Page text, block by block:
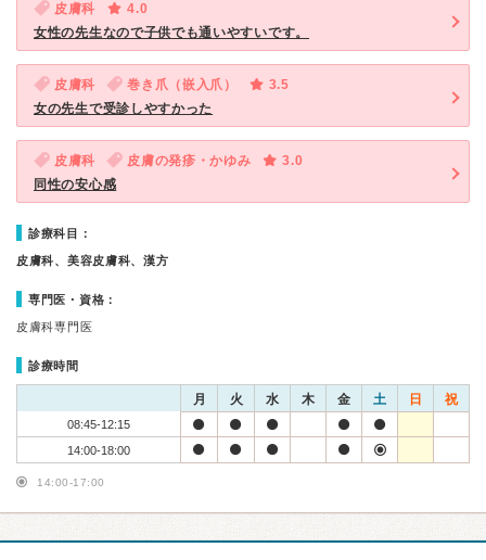
皮膚科
4.0
女性の先生なので子供でも通いやすいです。
皮膚科 巻き爪（嵌入爪）
3.5
女の先生で受診しやすかった
皮膚科 皮膚の発疹・かゆみ
3.0
同性の安心感
診療科目：
皮膚科、美容皮膚科、漢方
専門医・資格：
皮膚科専門医
診療時間
月 火 水 木 金 土 日 祝
08:45-12:15
14:00-18:00
14:00-17:00